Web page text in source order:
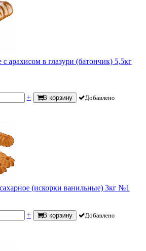
арахисом в глазури (батончик) 5,5кг
+ В корзину Добавлено
(искорки ванильные) 3кг №1
+ В корзину Добавлено